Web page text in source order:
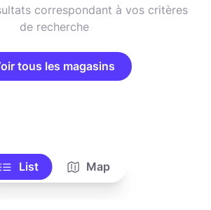
correspondant à vos critères
de recherche
tous les magasins
List Map